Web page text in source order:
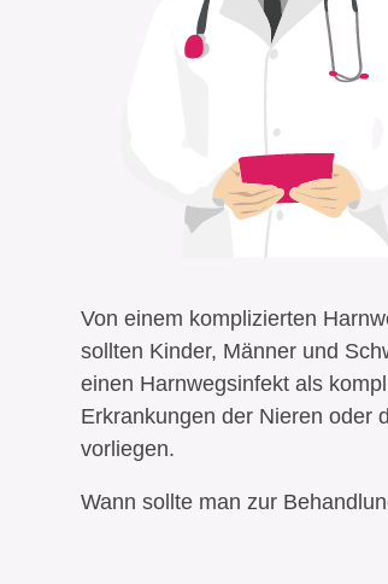
Von einem komplizierten
sollten Kinder, Männer und
einen Harnwegsinfekt als
Erkrankungen der Nieren oder
vorliegen.
Wann sollte man zur